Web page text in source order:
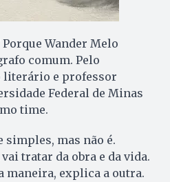
Wander Melo
comum. Pelo
e professor
Federal de Minas
time.
mas não é.
tratar da obra e da vida.
maneira, explica a outra.